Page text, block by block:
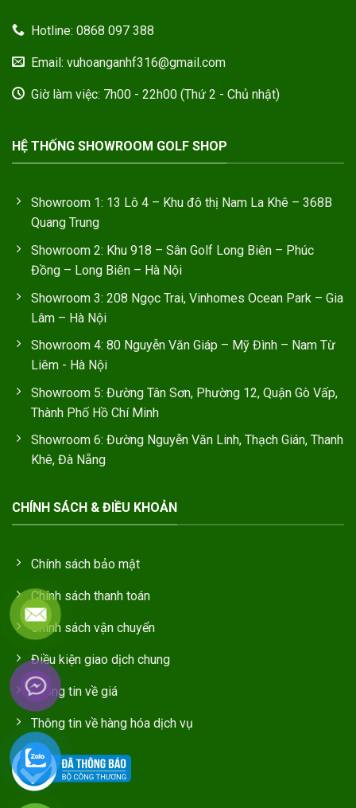
Hotline: 0868 097 388
Email: vuhoanganhf316@gmail.com
Giờ làm việc: 7h00 - 22h00 (Thứ 2 - Chủ nhật)
HỆ THỐNG SHOWROOM GOLF SHOP
Showroom 1: 13 Lô 4 – Khu đô thị Nam La Khê – 368B
Quang Trung
Showroom 2: Khu 918 – Sân Golf Long Biên – Phúc
Đồng – Long Biên – Hà Nội
Showroom 3: 208 Ngọc Trai, Vinhomes Ocean Park – Gia
Lâm – Hà Nội
Showroom 4: 80 Nguyễn Văn Giáp – Mỹ Đình – Nam Từ
Liêm - Hà Nội
Showroom 5: Đường Tân Sơn, Phường 12, Quận Gò Vấp,
Thành Phố Hồ Chí Minh
Showroom 6: Đường Nguyễn Văn Linh, Thạch Gián, Thanh
Khê, Đà Nẵng
CHÍNH SÁCH & ĐIỀU KHOẢN
Chính sách bảo mật
Chính sách thanh toán
Chính sách vận chuyển
Điều kiện giao dịch chung
Thông tin về giá
Thông tin về hàng hóa dịch vụ